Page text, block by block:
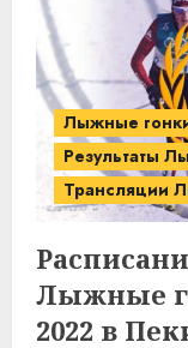
Лыжные
Результаты
Трансляции
Лыжные
2022 в